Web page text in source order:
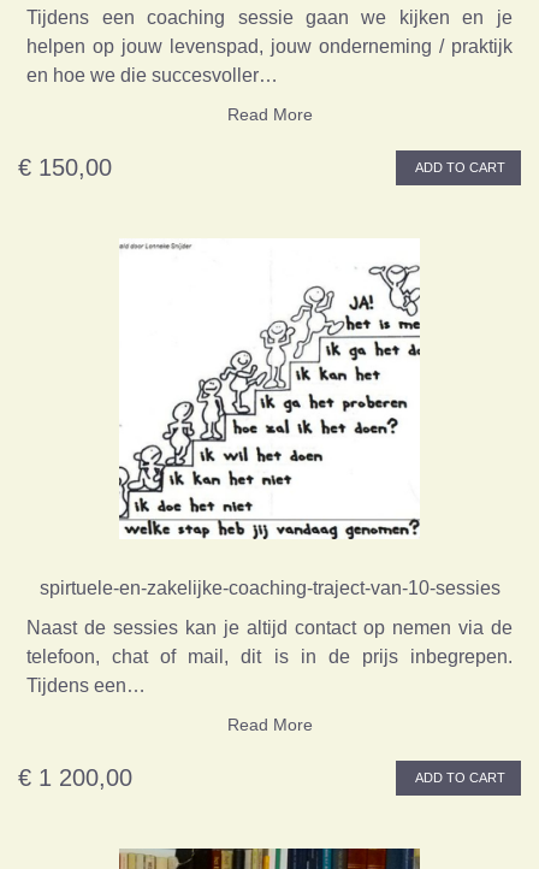
Tijdens een coaching sessie gaan we kijken en je
helpen op jouw levenspad, jouw onderneming / praktijk
en hoe we die succesvoller…
Read More
€ 150,00 ADD TO CART
spirtuele-en-zakelijke-coaching-traject-van-10-sessies
Naast de sessies kan je altijd contact op nemen via de
telefoon, chat of mail, dit is in de prijs inbegrepen.
Tijdens een…
Read More
€ 1 200,00 ADD TO CART